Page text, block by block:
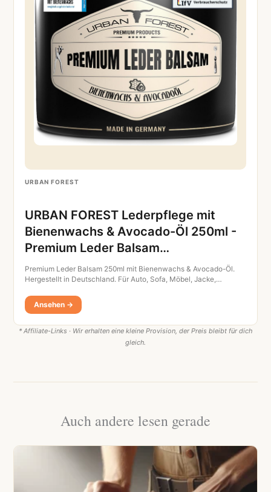
URBAN FOREST
URBAN FOREST Lederpflege mit
Bienenwachs & Avocado-Öl 250ml -
Premium Leder Balsam…
Premium Leder Balsam 250ml mit Bienenwachs & Avocado-Öl.
Hergestellt in Deutschland. Für Auto, Sofa, Möbel, Jacke,…
Ansehen →
* Affiliate-Links · Wir erhalten eine kleine Provision, der Preis bleibt für dich
gleich.
Auch andere lesen gerade